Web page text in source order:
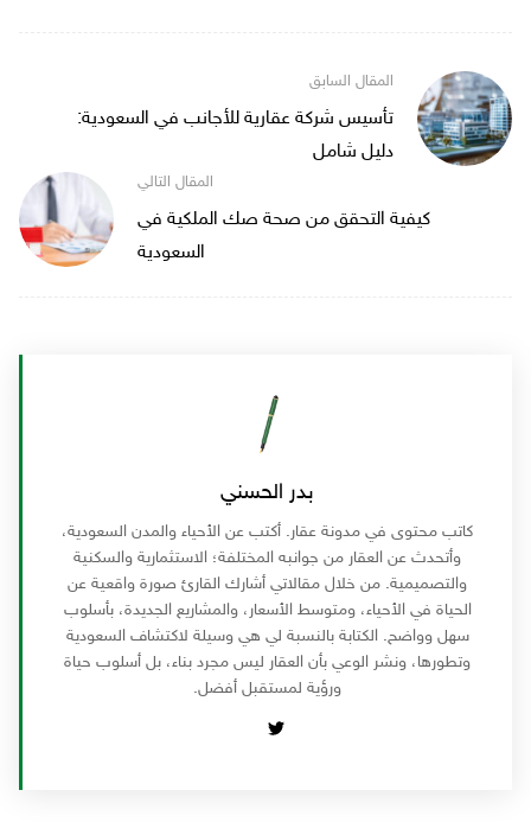
تأسيس شركة عقارية للأجانب في السعودية:
دليل شامل
كيفية التحقق من صحة صك الملكية في
السعودية
بدر الحسني
كاتب محتوى في مدونة عقار. أكتب عن الأحياء والمدن السعودية،
وأتحدث عن العقار من جوانبه المختلفة؛ الاستثمارية والسكنية
والتصميمية. من خلال مقالاتي أشارك القارئ صورة واقعية عن
الحياة في الأحياء، ومتوسط الأسعار، والمشاريع الجديدة، بأسلوب
سهل وواضح. الكتابة بالنسبة لي هي وسيلة لاكتشاف السعودية
وتطورها، ونشر الوعي بأن العقار ليس مجرد بناء، بل أسلوب حياة
ورؤية لمستقبل أفضل.